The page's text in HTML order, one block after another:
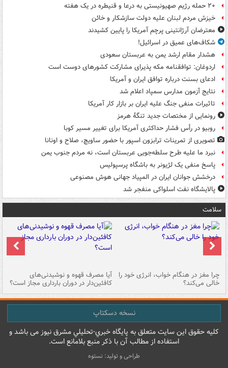
۲۰ حمله رژیم صهیونیستی به درعا و قنیطره در یک هفته
خیزش مردم لبنان علیه دولت سازشکار و خائن
معترضان آرژانتینی پرچم آمریکا را پایین کشیدند
شکاف‌های عمیق در اسرائیل!
هشدار مقام ارشد یمن به عربستان سعودی
اردوغان: توافقنامه مکه پذیرای مشارکت کشورهای دوست است
ادعای بسنت درباره توافق ایران و آمریکا
نتایج آزمون مدارس سمپاد اعلام شد
تاثیرات منفی جنگ علیه ایران بر بازار کار آمریکا
رونمایی از مختصات جدید تنگۀ هرمز
روبیو در رأس فشار حداکثری آمریکا برای تغییر مسیر کوبا
تصویری از تمرینات ترابزون اسپور با حضور ساویچ، صلاح و اونانا
نبرد ما علیه طرح سلطه‌جویی عربستان است، نه مردم جنوب یمن
پاسخ منفی یک لژیونر به باشگاه پرسپولیس
درخشش جوانان ایران در المپیاد جهانی هوش مصنوعی
پالایشگاه نفت اسلواکی منفجر شد
سلامت
چرا مغز در هنگام خواب، انرژی خود را
خالی می‌کند؟
آیا مصرف قهوه و نوشیدنی‌های
کافئین‌دار در دوران بارداری مجاز است؟
نسخه دسکتاپ
کليه حقوق اين سايت متعلق به پایگاه خبري-تحليلي مشرق نيوز می باشد و
استفاده از مطالب آن با ذکر منبع بلامانع است.
طراحی و تولید: نستوه